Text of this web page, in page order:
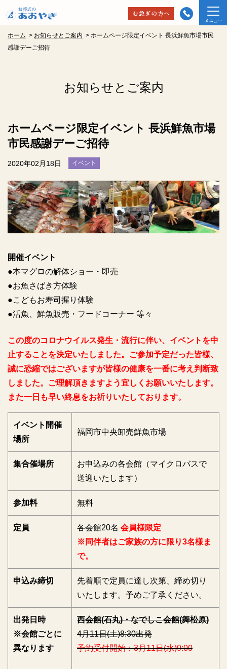
ホーム > お知らせとご案内 > ホームページ限定イベント 長浜鮮魚市場市民
感謝デーご招待
お知らせとご案内
ホームページ限定イベント 長浜鮮魚市場
市民感謝デーご招待
2020年02月18日 イベント
開催イベント
●本マグロの解体ショー・即売
●お魚さばき方体験
●こどもお寿司握り体験
●活魚、鮮魚販売・フードコーナー 等々
この度のコロナウイルス発生・流行に伴い、イベントを中
止することを決定いたしました。ご参加予定だった皆様、
誠に恐縮ではございますが皆様の健康を一番に考え判断致
しました。ご理解頂きますよう宜しくお願いいたします。
また一日も早い終息をお祈りいたしております。
イベント開催
場所
福岡市中央卸売鮮魚市場
集合催場所
お申込みの各会館（マイクロバスで
送迎いたします）
参加料 無料
定員 各会館20名 会員様限定
※同伴者はご家族の方に限り3名様ま
で。
申込み締切
先着順で定員に達し次第、締め切り
いたします。予めご了承ください。
出発日時
※会館ごとに
異なります
西会館(石丸)・なでしこ会館(舞松原)
4月11日(土)8:30出発
予約受付開始：3月11日(水)9:00